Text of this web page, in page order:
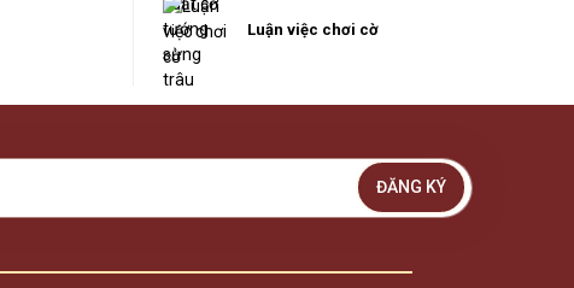
Luận việc chơi cờ
ĐĂNG KÝ